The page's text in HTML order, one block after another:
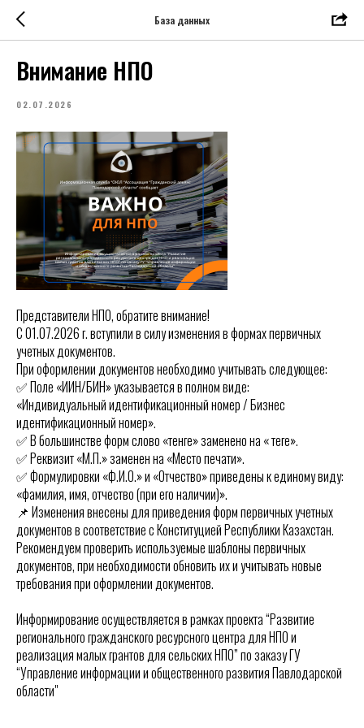
База данных
Внимание НПО
02.07.2026
Представители НПО, обратите внимание!
С 01.07.2026 г. вступили в силу изменения в формах первичных
учетных документов.
При оформлении документов необходимо учитывать следующее:
✅ Поле «ИИН/БИН» указывается в полном виде:
«Индивидуальный идентификационный номер / Бизнес
идентификационный номер».
✅ В большинстве форм слово «тенге» заменено на « теңге».
✅ Реквизит «М.П.» заменен на «Место печати».
✅ Формулировки «Ф.И.О.» и «Отчество» приведены к единому виду:
«фамилия, имя, отчество (при его наличии)».
📌 Изменения внесены для приведения форм первичных учетных
документов в соответствие с Конституцией Республики Казахстан.
Рекомендуем проверить используемые шаблоны первичных
документов, при необходимости обновить их и учитывать новые
требования при оформлении документов.
Информирование осуществляется в рамках проекта “Развитие
регионального гражданского ресурсного центра для НПО и
реализация малых грантов для сельских НПО” по заказу ГУ
“Управление информации и общественного развития Павлодарской
области"